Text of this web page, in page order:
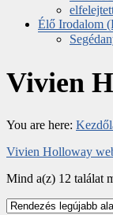
Élő Irodalom
Vivien
You are here:
Vivien Holloway
Mind a(z) 12 találat